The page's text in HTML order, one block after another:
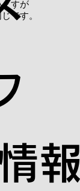
報
すが
です。